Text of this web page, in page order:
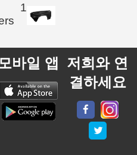
1
바일 앱 저희와 연
결하세요